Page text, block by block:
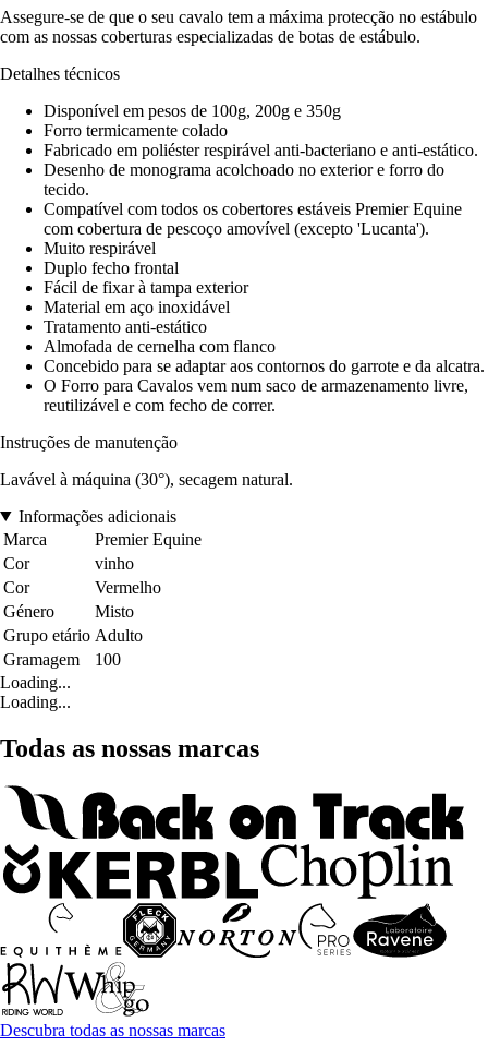
Assegure-se de que o seu cavalo tem a máxima protecção no estábulo
com as nossas coberturas especializadas de botas de estábulo.
Detalhes técnicos
Disponível em pesos de 100g, 200g e 350g
Forro termicamente colado
Fabricado em poliéster respirável anti-bacteriano e anti-estático.
Desenho de monograma acolchoado no exterior e forro do
tecido.
Compatível com todos os cobertores estáveis Premier Equine
com cobertura de pescoço amovível (excepto 'Lucanta').
Muito respirável
Duplo fecho frontal
Fácil de fixar à tampa exterior
Material em aço inoxidável
Tratamento anti-estático
Almofada de cernelha com flanco
Concebido para se adaptar aos contornos do garrote e da alcatra.
O Forro para Cavalos vem num saco de armazenamento livre,
reutilizável e com fecho de correr.
Instruções de manutenção
Lavável à máquina (30°), secagem natural.
Informações adicionais
Marca
Premier Equine
Cor
vinho
Cor
Vermelho
Género
Misto
Grupo etário Adulto
Gramagem
100
Loading...
Loading...
Todas as nossas marcas
Descubra todas as nossas marcas